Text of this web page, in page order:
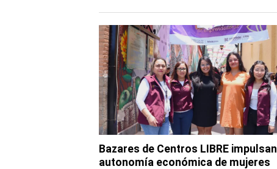
Bazares de Centros LIBRE impulsan
autonomía económica de mujeres